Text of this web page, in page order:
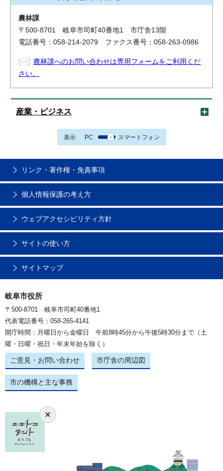
農林課
〒500-8701 岐阜市司町40番地1 市庁舎13階
電話番号：058-214-2079 ファクス番号：058-263-0986
農林課へのお問い合わせは専用フォームをご利用くだ
さい。
産業・ビジネス
表示 PC スマートフォン
リンク・著作権・免責事項
個人情報保護の考え方
ウェブアクセシビリティ方針
サイトの使い方
サイトマップ
岐阜市役所
〒500-8701 岐阜市司町40番地1
代表電話番号：058-265-4141
開庁時間：月曜日から金曜日 午前8時45分から午後5時30分まで（土
曜・日曜・祝日・年末年始を除く）
ご意見・お問い合わせ 市庁舎の周辺図
市の機構と主な事務